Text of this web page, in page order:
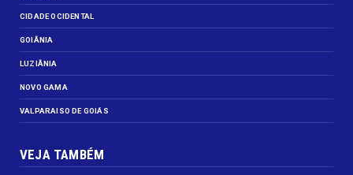
CIDADE OCIDENTAL
GOIÂNIA
LUZIÂNIA
NOVO GAMA
VALPARAISO DE GOIÁS
VEJA TAMBÉM